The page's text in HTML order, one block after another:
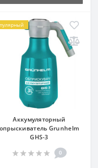
Аккумуляторный
опрыскиватель Grunhelm
GHS-3
0